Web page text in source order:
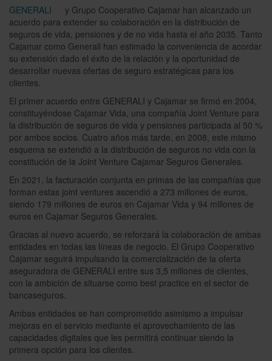
GENERALI
y Grupo Cooperativo Cajamar han alcanzado un
acuerdo para extender su colaboración en la distribución de
seguros de vida, pensiones y de no vida hasta el año 2035. Tanto
Cajamar como Generali han estimado la conveniencia de acordar
su extensión dado el éxito de la relación y la oportunidad de
desarrollar nuevas ofertas de seguro estratégicas para los
clientes.
El primer acuerdo entre GENERALI y Cajamar se firmó en 2004,
constituyéndose Cajamar Vida, una compañía Joint Venture para
la distribución de seguros de vida y pensiones participada al 50 %
por ambos socios. Cuatro años más tarde, en 2008, este mismo
esquema se extendió a la distribución de seguros no vida con la
constitución de la Joint Venture Cajamar Seguros Generales.
En 2021, la facturación conjunta en primas de las compañías que
forman estas joint ventures ascendió a 273 millones de euros,
siendo 179 millones de euros en Cajamar Vida y 94 millones de
euros en Cajamar Seguros Generales.
Gracias al nuevo acuerdo, se reforzará la colaboración de ambas
entidades en todas las líneas de negocio. El Grupo Cooperativo
Cajamar seguirá impulsando la comercialización de la oferta
aseguradora de GENERALI entre sus 3,5 millones de clientes,
con la ambición de situarse como best practice en el sector de
bancaseguros.
Ambas entidades se han comprometido asimismo a impulsar
mejoras en el servicio mediante el aprovechamiento de las
capacidades digitales que les permitirá continuar siendo la
primera opción para los clientes.